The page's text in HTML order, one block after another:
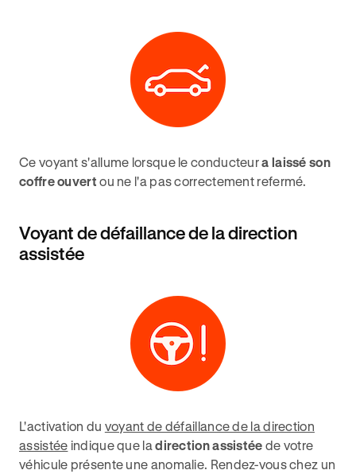
Ce voyant s'allume lorsque le conducteura laissé son
coffre ouvert ou ne l'a pas correctement refermé.
Voyant de défaillance de la direction
assistée
L'activation du voyant de défaillance de la direction
assistée indique que ladirection assistée de votre
véhicule présente une anomalie. Rendez-vous chez un